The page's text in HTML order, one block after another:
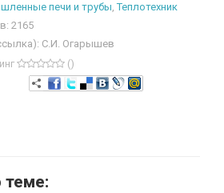
печи и трубы,Теплотехник
2165
С.И. Огарышев
()
теме: